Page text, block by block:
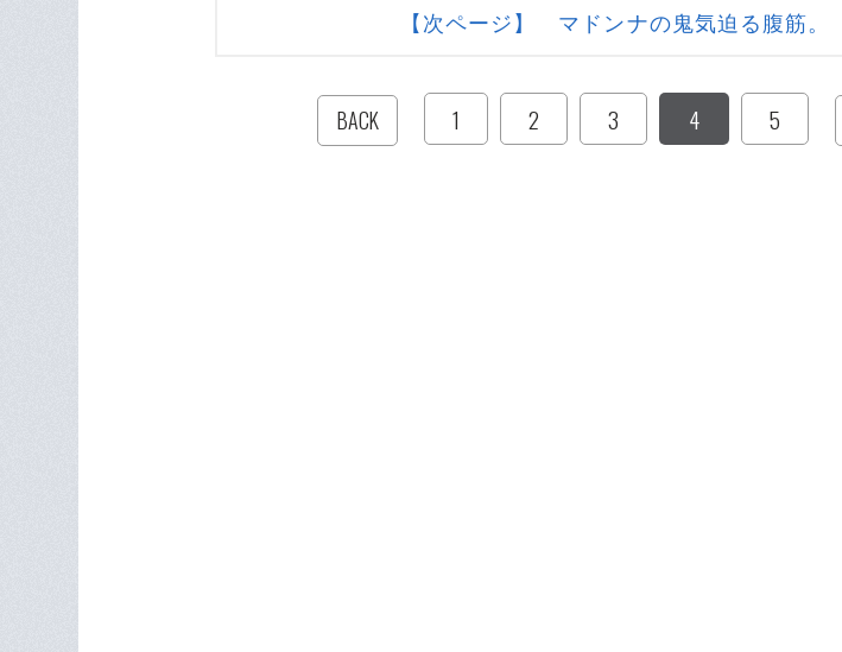
【次ページ】 マドンナの鬼気迫る腹筋。
BACK 1 2 3 4 5